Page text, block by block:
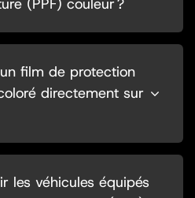
(PPF) couleur ?
film de protection
directement sur
les véhicules équipés